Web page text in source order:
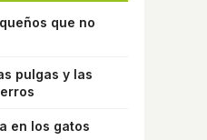
que no
pulgas y las
en los gatos